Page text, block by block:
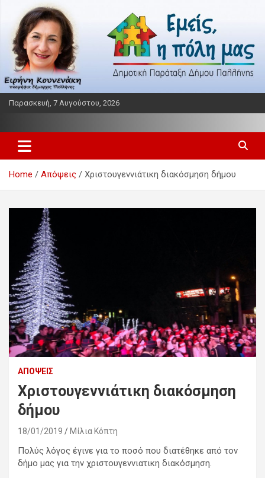
content
Παρασκευή, 7 Αυγούστου, 2026
Εμείς η πόλη μας
Home Απόψεις Χριστουγεννιάτικη διακόσμηση δήμου
ΑΠΌΨΕΙΣ
Χριστουγεννιάτικη διακόσμηση
δήμου
18/01/2019 Μίλια Κόπτη
Πολύς λόγος έγινε για το ποσό που διατέθηκε από τον
δήμο μας για την χριστουγεννιατικη διακόσμηση.